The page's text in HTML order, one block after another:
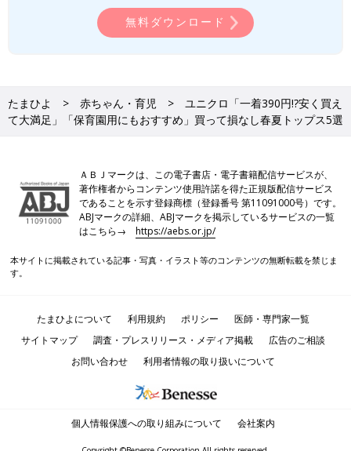
無料ダウンロード
たまひよ 赤ちゃん・育児
ユニクロ「一着390円!?安く買え
て大満足」「保育園用にもおすすめ」買って損なし春夏トップス5選
ＡＢＪマークは、この電子書店・電子書籍配信サービスが、
著作権者からコンテンツ使用許諾を得た正規版配信サービス
であることを示す登録商標（登録番号 第11091000号）です。
ABJマークの詳細、ABJマークを掲示しているサービスの一覧
はこちら→https://aebs.or.jp/
本サイトに掲載されている記事・写真・イラスト等のコンテンツの無断転載を禁じま
す。
たまひよについて 利用規約 ポリシー
医師・専門家一覧
サイトマップ
調査・プレスリリース・メディア掲載
広告のご相談
お問い合わせ
利用者情報の取り扱いについて
個人情報保護への取り組みについて 会社案内